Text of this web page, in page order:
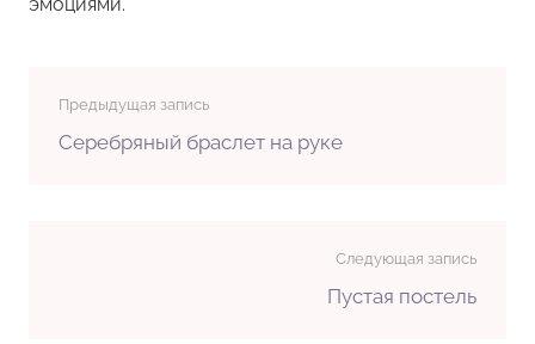
Предыдущая запись
Серебряный браслет на руке
Следующая запись
Пустая постель